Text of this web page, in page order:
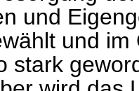
und
und
stark